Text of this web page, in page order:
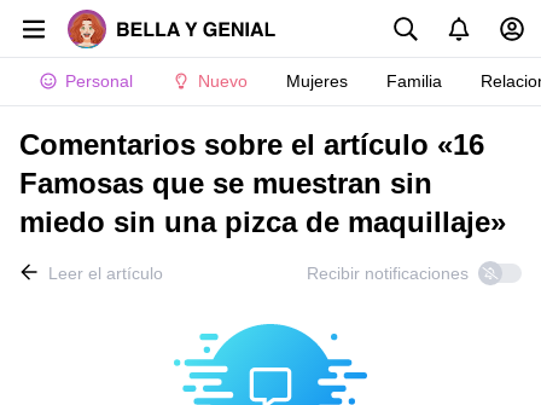
Personal Nuevo Mujeres Familia
Comentarios sobre el artículo «16
Famosas que se muestran sin
miedo sin una pizca de maquillaje»
Leer el artículo Recibir notificaciones